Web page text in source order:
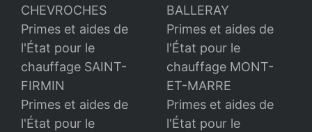
CHEVROCHES
BALLERAY
Primes et aides de
l'État pour le
chauffage SAINT-
FIRMIN
Primes et aides de
l'État pour le
chauffage MONT-
ET-MARRE
Primes et aides de
l'État pour le
Primes et aides de
l'État pour le